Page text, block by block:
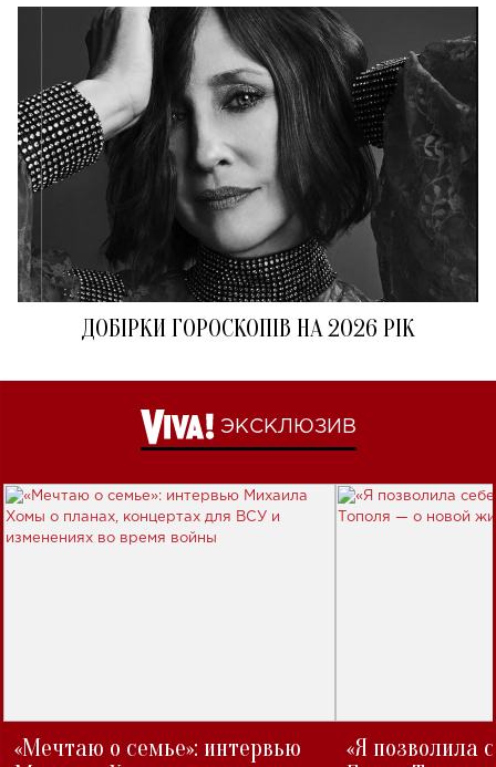
ДОБІРКИ ГОРОСКОПІВ НА 2026 РІК
ЭКСКЛЮЗИВ
«Мечтаю о семье»: интервью
«Я позволила